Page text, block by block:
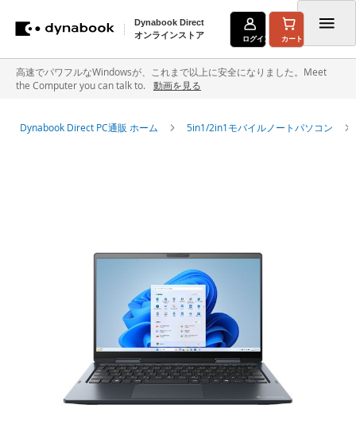
Dynabook Direct
オンラインストア
ログイン カート
高速でパワフルなWindowsが、これまで以上に安全になりました。Meet
the Computer you can talk to.
動画を見る
Dynabook Direct PC通販 ホーム 5in1/2in1モバイルノートパソコン